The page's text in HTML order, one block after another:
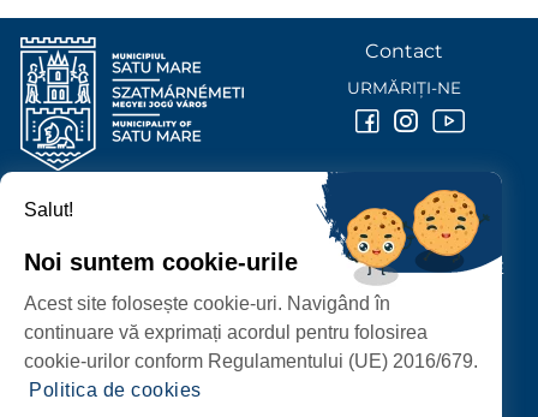
PROTECȚIA DATELOR PERSONALE
PRIMĂRIA MUNICIPIULUI
P-ȚA 25 OCTOMBRIE, NR. 1 CORP M, 440026 SATU MARE
Contact
URMĂRIȚI-NE
Salut!
Noi suntem cookie-urile
Acest site folosește cookie-uri. Navigând în
continuare vă exprimați acordul pentru folosirea
cookie-urilor conform Regulamentului (UE) 2016/679.
Politica de cookies